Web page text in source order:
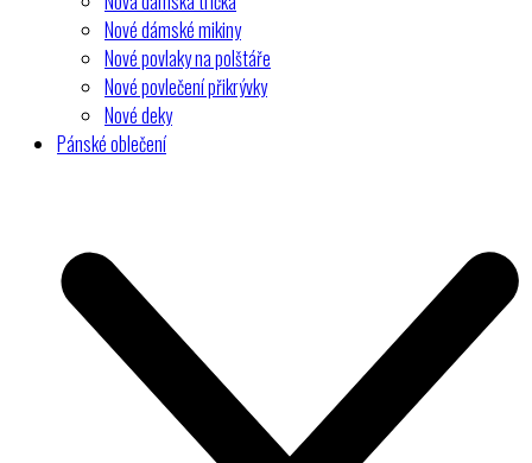
Nové dámské mikiny
Nové povlaky na polštáře
Nové povlečení přikrývky
Nové deky
Pánské oblečení